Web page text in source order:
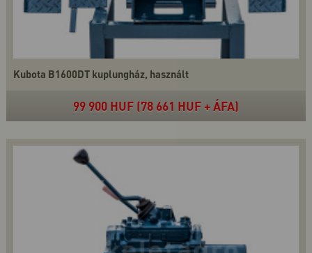
Kubota B1600DT kuplungház, használt
99 900 HUF (78 661 HUF + ÁFA)